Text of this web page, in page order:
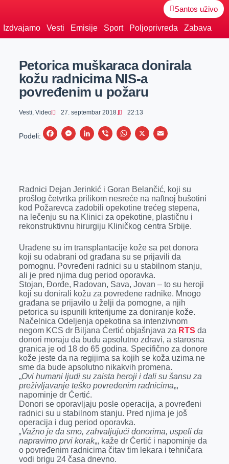
Santos uživo
Izdvajamo Vesti Emisije Sport Poljoprivreda Zabava
Petorica muškaraca donirala
kožu radnicima NIS-a
povređenim u požaru
Vesti, Video 27. septembar 2018. 22:13
Podeli:
F
b
o
o
M
e
n
g
r
L
e
d
I
n
V
r
W
s
A
p
X
E
l
Radnici Dejan Jerinkić i Goran Belančić, koji su
prošlog četvrtka prilikom nesreće na naftnoj bušotini
kod Požarevca zadobili opekotine trećeg stepena,
na lečenju su na Klinici za opekotine, plastičnu i
rekonstruktivnu hirurgiju Kliničkog centra Srbije.
Urađene su im transplantacije kože sa pet donora
koji su odabrani od građana su se prijavili da
pomognu. Povređeni radnici su u stabilnom stanju,
ali je pred njima dug period oporavka.
Stojan, Đorđe, Radovan, Sava, Jovan – to su heroji
koji su donirali kožu za povređene radnike. Mnogo
građana se prijavilo u želji da pomogne, a njih
petorica su ispunili kriterijume za doniranje kože.
Načelnica Odeljenja opekotina sa intenzivnom
negom KCS dr Biljana Ćertić objašnjava za RTS da
donori moraju da budu apsolutno zdravi, a starosna
granica je od 18 do 65 godina. Specifično za donore
kože jeste da na regijima sa kojih se koža uzima ne
sme da bude apsolutno nikakvih promena.
„Ovi humani ljudi su zaista heroji i dali su šansu za
preživljavanje teško povređenim radnicima„,
napominje dr Ćertić.
Donori se oporavljaju posle operacija, a povređeni
radnici su u stabilnom stanju. Pred njima je još
operacija i dug period oporavka.
„Važno je da smo, zahvaljujući donorima, uspeli da
napravimo prvi korak„, kaže dr Ćertić i napominje da
o povređenim radnicima čitav tim lekara i tehničara
vodi brigu 24 časa dnevno.